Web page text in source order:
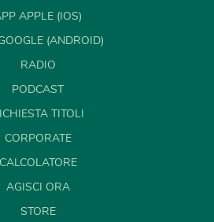
APPLE (IOS)
(ANDROID)
RADIO
PODCAST
TITOLI
CORPORATE
CALCOLATORE
AGISCI ORA
STORE